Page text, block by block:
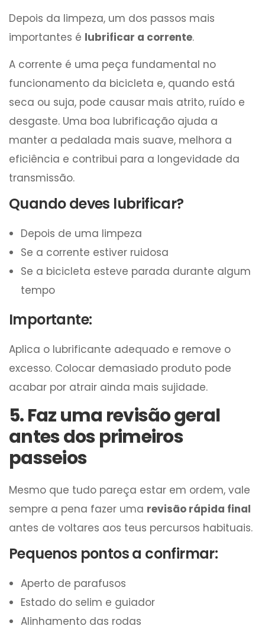
Depois da limpeza, um dos passos mais
importantes é lubrificar a corrente.
A corrente é uma peça fundamental no
funcionamento da bicicleta e, quando está
seca ou suja, pode causar mais atrito, ruído e
desgaste. Uma boa lubrificação ajuda a
manter a pedalada mais suave, melhora a
eficiência e contribui para a longevidade da
transmissão.
Quando deves lubrificar?
Depois de uma limpeza
Se a corrente estiver ruidosa
Se a bicicleta esteve parada durante algum
tempo
Importante:
Aplica o lubrificante adequado e remove o
excesso. Colocar demasiado produto pode
acabar por atrair ainda mais sujidade.
5. Faz uma revisão geral
antes dos primeiros
passeios
Mesmo que tudo pareça estar em ordem, vale
sempre a pena fazer uma revisão rápida final
antes de voltares aos teus percursos habituais.
Pequenos pontos a confirmar:
Aperto de parafusos
Estado do selim e guiador
Alinhamento das rodas